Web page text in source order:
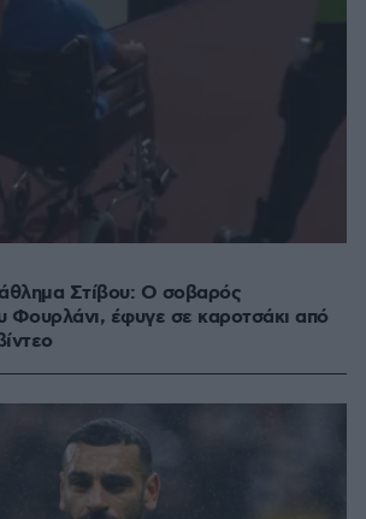
Στίβου: Ο σοβαρός
Φουρλάνι, έφυγε σε καροτσάκι από